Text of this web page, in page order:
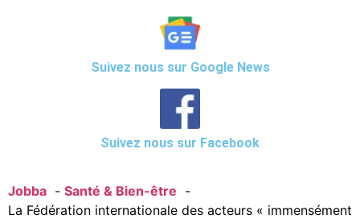
Suivez nous sur Google News
Suivez nous sur Facebook
Jobba
Santé & Bien-être
La Fédération internationale des acteurs « immensément